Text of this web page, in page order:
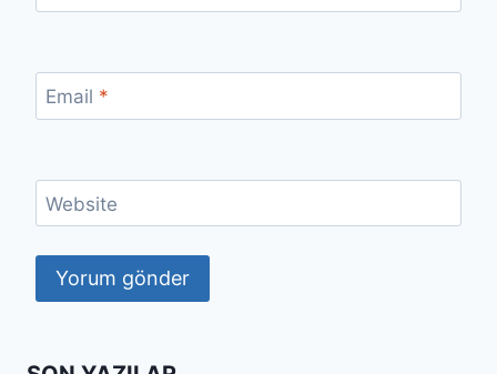
Email *
Website